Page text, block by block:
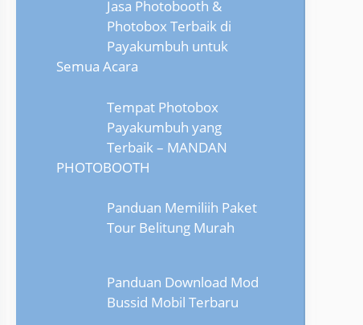
Jasa Photobooth &
Photobox Terbaik di
Payakumbuh untuk
Semua Acara
Tempat Photobox
Payakumbuh yang
Terbaik – MANDAN
PHOTOBOOTH
Panduan Memiliih Paket
Tour Belitung Murah
Panduan Download Mod
Bussid Mobil Terbaru